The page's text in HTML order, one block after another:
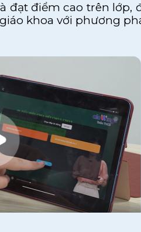
đạt điểm cao trên
khoa với phương